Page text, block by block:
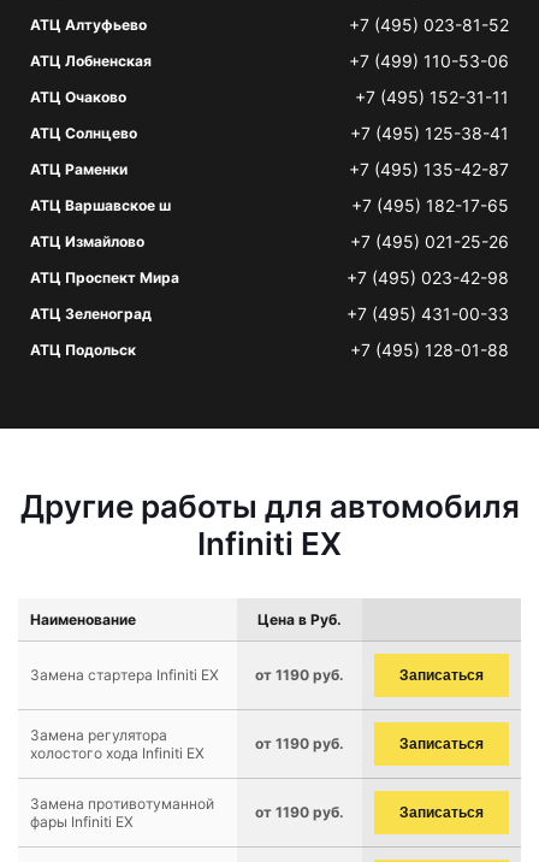
АТЦ Алтуфьево +7 (495) 023-81-52
АТЦ Лобненская +7 (499) 110-53-06
АТЦ Очаково +7 (495) 152-31-11
АТЦ Солнцево +7 (495) 125-38-41
АТЦ Раменки +7 (495) 135-42-87
АТЦ Варшавское ш +7 (495) 182-17-65
АТЦ Измайлово +7 (495) 021-25-26
АТЦ Проспект Мира +7 (495) 023-42-98
АТЦ Зеленоград +7 (495) 431-00-33
АТЦ Подольск +7 (495) 128-01-88
Другие работы для автомобиля
Infiniti EX
Наименование Цена в Руб.
Замена стартера Infiniti EX от 1190 руб. Записаться
Замена регулятора
холостого хода Infiniti EX
от 1190 руб. Записаться
Замена противотуманной
фары Infiniti EX
от 1190 руб. Записаться